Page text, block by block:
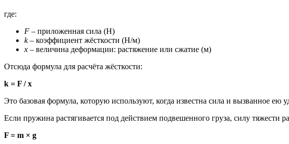
где:
F – приложенная сила (Н)
k– коэффициент жёсткости (Н/м)
x – величина деформации: растяжение или сжатие (м)
Отсюда формула для расчёта жёсткости:
k = F / x
Это базовая формула, которую используют, когда известна сила и вызванное ею
Если пружина растягивается под действием подвешенного груза, силу тяжести
F = m × g